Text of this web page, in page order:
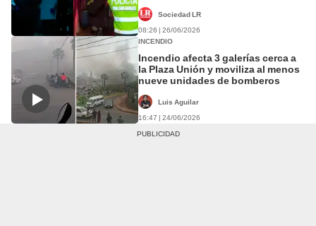
Sociedad LR
08:26 | 26/06/2026
INCENDIO
Incendio afecta 3 galerías cerca a
la Plaza Unión y moviliza al menos
nueve unidades de bomberos
Luis Aguilar
16:47 | 24/06/2026